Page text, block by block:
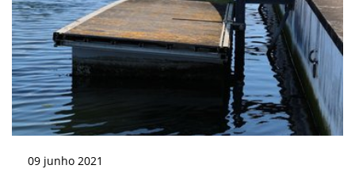
09 junho 2021